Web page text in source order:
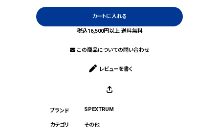
カートに入れる
税込16,500円以上 送料無料
この商品についての問い合わせ
レビューを書く
SPEXTRUM
その他